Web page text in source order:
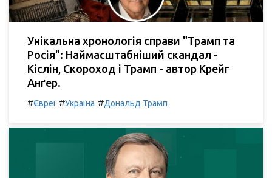
Унікальна хронологія справи "Трамп та
Росія": Наймасштабніший скандал -
Кіслін, Скороход і Трамп - автор Крейг
Анґер.
#Євреї #Україна #Дональд Трамп